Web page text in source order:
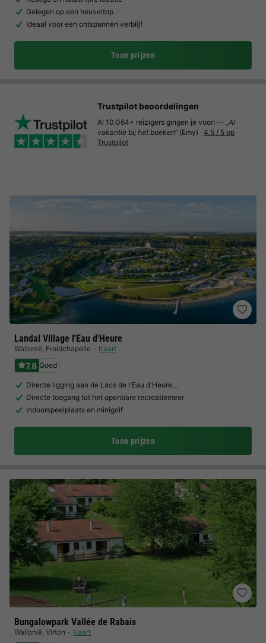
Gelegen op een heuveltop
Ideaal voor een ontspannen verblijf
Toon prijzen
Landal Village l'Eau d'Heure
Wallonië, Froidchapelle Kaart
7.8 Goed
Directe ligging aan de Lacs de l'Eau d'Heure…
Directe toegang tot het openbare recreatiemeer
Indoorspeelplaats en minigolf
Toon prijzen
Bungalowpark Vallée de Rabais
Wallonië, Virton Kaart
Trustpilot beoordelingen
Al 10.064+ reizigers gingen je voor! — „Al
vakantie bij het boeken“ (Emy) · 4.5 / 5 op
Trustpilot